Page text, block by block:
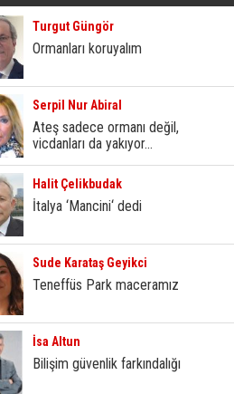
Turgut Güngör
Ormanları koruyalım
Serpil Nur Abiral
Ateş sadece ormanı değil,
vicdanları da yakıyor...
Halit Çelikbudak
İtalya ‘Mancini‘ dedi
Sude Karataş Geyikci
Teneffüs Park maceramız
İsa Altun
Bilişim güvenlik farkındalığı